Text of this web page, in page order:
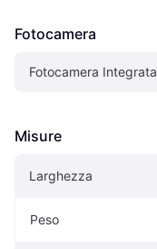
Fotocamera
Fotocamera Integrata
Misure
Larghezza
Peso